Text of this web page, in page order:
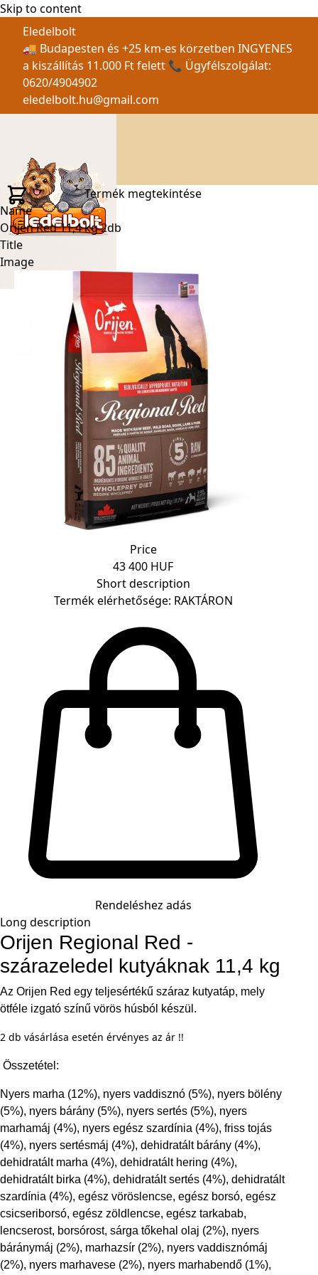
Skip to content
Eledelbolt
🚚 Budapesten és +25 km-es körzetben INGYENES
a kiszállítás 11.000 Ft felett 📞 Ügyfélszolgálat:
0620/4904902
eledelbolt.hu@gmail.com
Termék megtekintése
Name
Orijen Red 11,4 kg 2db
Title
Image
Price
43 400 HUF
Short description
Termék elérhetősége: RAKTÁRON
Rendeléshez adás
Long description
Orijen Regional Red -
szárazeledel kutyáknak 11,4 kg
Az Orijen Red egy teljesértékű száraz kutyatáp, mely
ötféle izgató színű vörös húsból készül.
2 db vásárlása esetén érvényes az ár !!
Összetétel:
Nyers marha (12%), nyers vaddisznó (5%), nyers bölény
(5%), nyers bárány (5%), nyers sertés (5%), nyers
marhamáj (4%), nyers egész szardínia (4%), friss tojás
(4%), nyers sertésmáj (4%), dehidratált bárány (4%),
dehidratált marha (4%), dehidratált hering (4%),
dehidratált birka (4%), dehidratált sertés (4%), dehidratált
szardínia (4%), egész vöröslencse, egész borsó, egész
csicseriborsó, egész zöldlencse, egész tarkabab,
lencserost, borsórost, sárga tőkehal olaj (2%), nyers
báránymáj (2%), marhazsír (2%), nyers vaddisznómáj
(2%), nyers marhavese (2%), nyers marhabendő (1%),